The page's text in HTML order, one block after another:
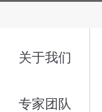
关于我们
专家团队